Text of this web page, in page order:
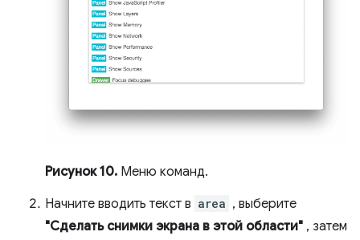
Рисунок 10. Меню команд.
Начните вводить текст в area , выберите
"Сделать снимки экрана в этой области" , затем